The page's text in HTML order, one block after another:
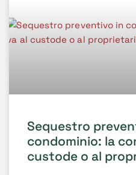
Sequestro
condominio: la
custode o al